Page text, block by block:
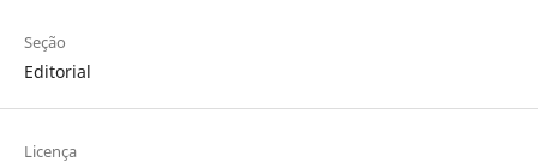
Seção
Editorial
Licença